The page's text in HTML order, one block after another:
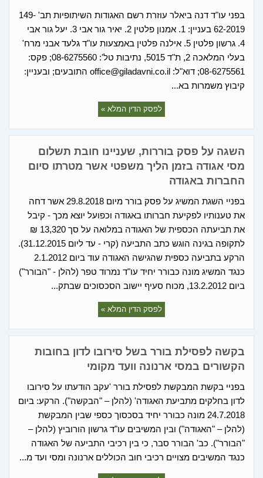
בפני עו"ד דנה ביאלר עוזרת רשם האגודות השיתופיות תב' 149-
62-2019 בעניין: 1. אמנון פלטין 2. יאיר גור אבי 3. יעל גור אבי
4. גרשון פלטין 5. אילנה פלטין באמצעות עו"ד גלעד אבני מרח'
בעלי המלאכה 2, ת"ד 5015, נתיבות טל': 08-6275560; פקס:
08-6275561; דוא"ל: office@giladavni.co.il התובעים; ובעניין:
קיבוץ משמרות בא...
לפסק הדין המלא »
השגה על פסק בוררות, שעניינו חובת תשלום
מסי אגודה בזמן הליך משפטי אשר מטרתו סיום
החברות באגודה
בפניי השגת המשיג על פסק בורר מיום 29.8.2018 אשר דחה
את טענותיו לפקיעת חברותו באגודה וכפועל יוצא מכך - קיבל
את תביעתה הכספית של האגודה במלואה על סך 13,320 ₪
לתקופה בגינה הוגש כתב התביעה (קרי - עד ליום 31.12.2015).
הרקע בתביעה כספית שהגישה האגודה עוד ביום 2.1.2012
כנגד המשיג מונה כבורר יחיד עו"ד נמרוד טפר (להלן - "הבורר")
ביום 13.2.2012, מכוח סעיף יישוב הסכסוכים שבתק...
לפסק הדין המלא »
בקשה לפסילת בורר בשל סירובו לדון בחובות
הקשורים במסי ארנונה וועד מקומי
בפניי בקשת המבקשת לפסילת בורר 'עקב הודעתו על סירובו
לדון בחלקים מתביעת האגודה' (להלן – "הבקשה"). הרקע: ביום
24.7.2018 מונה כבורר יחיד בסכסוך כספי שבין המבקשת
(להלן – "האגודה") ובין המשיבים עו"ד גרשון הורוביץ (להלן –
"הבורר"). כב' הבורר סבר, כי בין רכיבי התביעה של האגודה
כנגד המשיבים מצויים רכיבי חוב הכוללים ארנונה ומסי ועד מ...